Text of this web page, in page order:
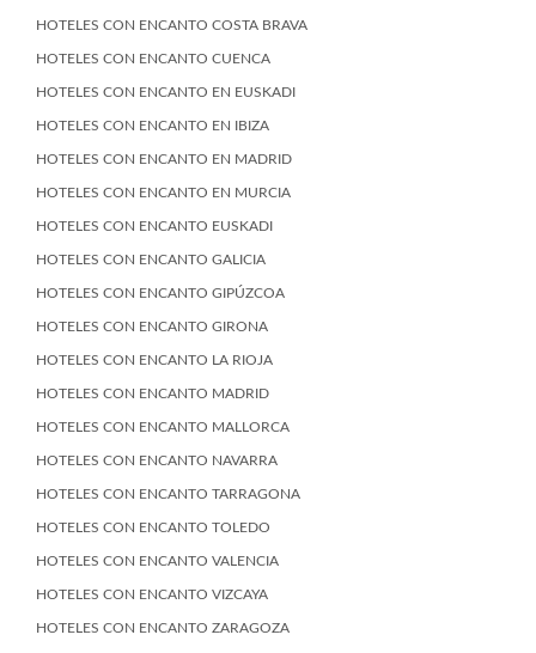
HOTELES CON ENCANTO COSTA BRAVA
HOTELES CON ENCANTO CUENCA
HOTELES CON ENCANTO EN EUSKADI
HOTELES CON ENCANTO EN IBIZA
HOTELES CON ENCANTO EN MADRID
HOTELES CON ENCANTO EN MURCIA
HOTELES CON ENCANTO EUSKADI
HOTELES CON ENCANTO GALICIA
HOTELES CON ENCANTO GIPÚZCOA
HOTELES CON ENCANTO GIRONA
HOTELES CON ENCANTO LA RIOJA
HOTELES CON ENCANTO MADRID
HOTELES CON ENCANTO MALLORCA
HOTELES CON ENCANTO NAVARRA
HOTELES CON ENCANTO TARRAGONA
HOTELES CON ENCANTO TOLEDO
HOTELES CON ENCANTO VALENCIA
HOTELES CON ENCANTO VIZCAYA
HOTELES CON ENCANTO ZARAGOZA